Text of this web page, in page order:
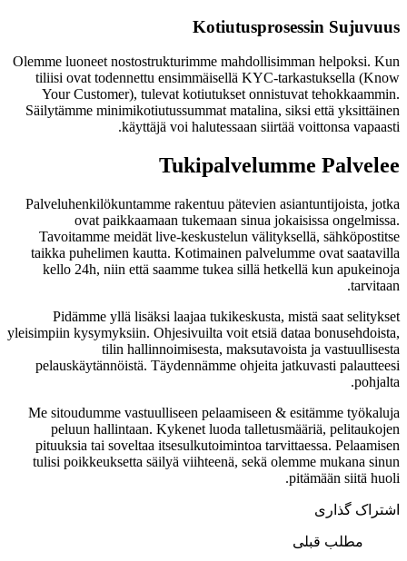
Kotiutusprosessin Sujuvuus
Olemme luoneet nostostrukturimme mahdollisimman helpoksi. Kun
tiliisi ovat todennettu ensimmäisellä KYC-tarkastuksella (Know
Your Customer), tulevat kotiutukset onnistuvat tehokkaammin.
Säilytämme minimikotiutussummat matalina, siksi että yksittäinen
käyttäjä voi halutessaan siirtää voittonsa vapaasti.
Tukipalvelumme Palvelee
Palveluhenkilökuntamme rakentuu pätevien asiantuntijoista, jotka
ovat paikkaamaan tukemaan sinua jokaisissa ongelmissa.
Tavoitamme meidät live-keskustelun välityksellä, sähköpostitse
taikka puhelimen kautta. Kotimainen palvelumme ovat saatavilla
kello 24h, niin että saamme tukea sillä hetkellä kun apukeinoja
tarvitaan.
Pidämme yllä lisäksi laajaa tukikeskusta, mistä saat selitykset
yleisimpiin kysymyksiin. Ohjesivuilta voit etsiä dataa bonusehdoista,
tilin hallinnoimisesta, maksutavoista ja vastuullisesta
pelauskäytännöistä. Täydennämme ohjeita jatkuvasti palautteesi
pohjalta.
Me sitoudumme vastuulliseen pelaamiseen & esitämme työkaluja
peluun hallintaan. Kykenet luoda talletusmääriä, pelitaukojen
pituuksia tai soveltaa itsesulkutoimintoa tarvittaessa. Pelaamisen
tulisi poikkeuksetta säilyä viihteenä, sekä olemme mukana sinun
pitämään siitä huoli.
اشتراک گذاری
مطلب قبلی